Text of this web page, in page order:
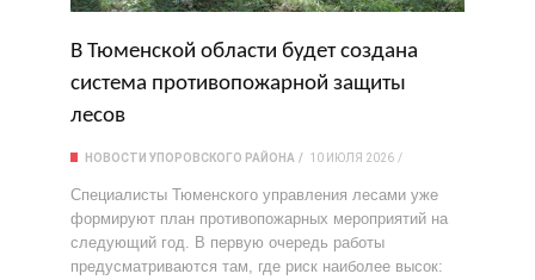
В Тюменской области будет создана
система противопожарной защиты
лесов
НОВОСТИ УПОРОВСКОГО РАЙОНА 10 ИЮЛЯ 2026
Специалисты Тюменского управления лесами уже
формируют план противопожарных мероприятий на
следующий год. В первую очередь работы
предусматриваются там, где риск наиболее высок: